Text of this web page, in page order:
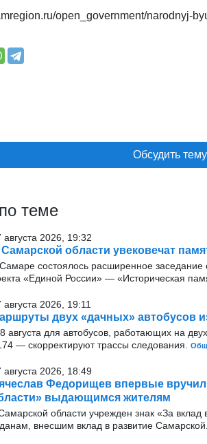
open_government/narodnyj-
Обсудить
теме
августа 2026, 19:32
Самарской области увековечат
состоялось расширенное
«Единой России» — «Историческая
августа 2026, 19:11
двух «дачных» автобусов
августа для автобусов, работающих на
— скорректируют трассы следования.
августа 2026, 18:49
Федорищев впервые вручил
выдающимся жителям
области учрежден знак «За вклад
внесшим вклад в развитие